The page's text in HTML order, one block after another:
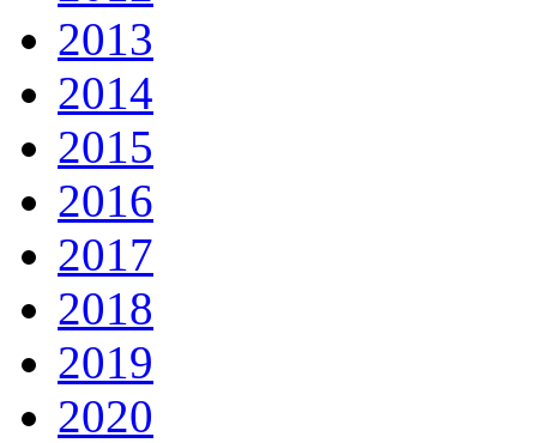
2013
2014
2015
2016
2017
2018
2019
2020